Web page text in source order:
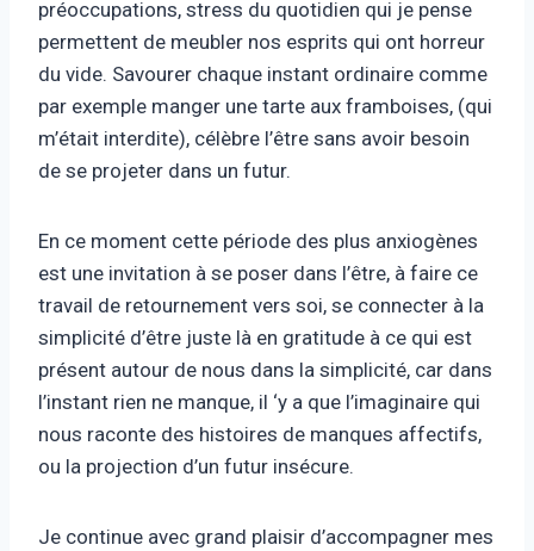
préoccupations, stress du quotidien qui je pense
permettent de meubler nos esprits qui ont horreur
du vide. Savourer chaque instant ordinaire comme
par exemple manger une tarte aux framboises, (qui
m’était interdite), célèbre l’être sans avoir besoin
de se projeter dans un futur.
En ce moment cette période des plus anxiogènes
est une invitation à se poser dans l’être, à faire ce
travail de retournement vers soi, se connecter à la
simplicité d’être juste là en gratitude à ce qui est
présent autour de nous dans la simplicité, car dans
l’instant rien ne manque, il ‘y a que l’imaginaire qui
nous raconte des histoires de manques affectifs,
ou la projection d’un futur insécure.
Je continue avec grand plaisir d’accompagner mes